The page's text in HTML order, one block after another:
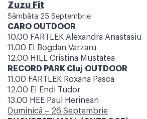
Zuzu Fit
Sâmbăta 25 Septembrie
CARO OUTDOOR
10.00 FARTLEK Alexandra Anastasiu
11.00 EI Bogdan Varzaru
12.00 HILL Cristina Mustatea
RECORD PARK Cluj OUTDOOR
11.00 FARTLEK Roxana Pasca
12.00 EI Endi Tudor
13.00 HEE Paul Herinean
Duminică – 26 Septembrie